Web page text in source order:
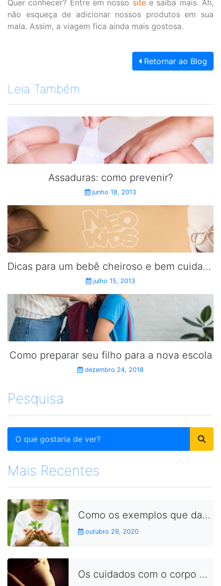
Quer conhecer? Entre em nosso sitee saiba mais. Ah,
não esqueça de adicionar nossos produtos em sua
mala. Assim, a viagem fica ainda mais gostosa.
Retornar ao Blog
Leia Também
Assaduras: como prevenir?
junho 18, 2013
Dicas para um bebê cheiroso e bem cuidado.
julho 15, 2013
Como preparar seu filho para a nova escola
dezembro 24, 2018
Pesquisa
Mais Recentes
Como os exemplos que damos no dia a dia aproximam as crianças dos conceitos da sustentabilidade
outubro 29, 2020
Os cuidados com o corpo durante a gravidez